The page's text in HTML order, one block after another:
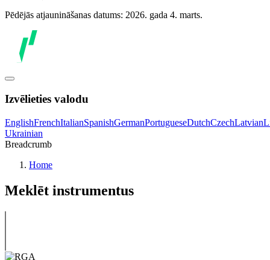
Pēdējās atjaunināšanas datums: 2026. gada 4. marts.
Izvēlieties valodu
EnglishFrenchItalianSpanishGermanPortugueseDutchCzechLatvian
Ukrainian
Breadcrumb
Home
Meklēt instrumentus